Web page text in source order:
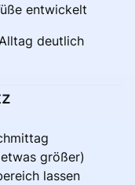
entwickelt
deutlich
größer)
lassen